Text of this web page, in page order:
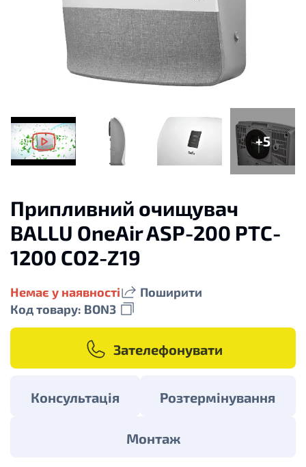
+5
Припливний очищувач
BALLU OneAir ASP-200 PTC-
1200 CO2-Z19
Немає у наявності
Поширити
Код товару: BON3
Зателефонувати
Консультація Розтермінування
Монтаж